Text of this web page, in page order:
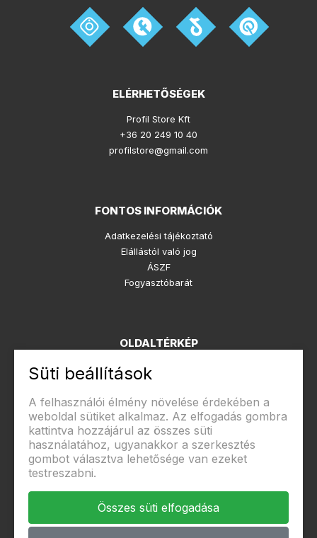
ELÉRHETŐSÉGEK
Profil Store Kft
+36 20 249 10 40
profilstore@gmail.com
FONTOS INFORMÁCIÓK
Adatkezelési tájékoztató
Elállástól való jog
ÁSZF
Fogyasztóbarát
OLDALTÉRKÉP
Rólunk
Biztonságos fizetés
Süti beállítások
A felhasználói élmény növelése érdekében a
weboldal sütiket alkalmaz. Az elfogadás gombra
kattintva hozzájárul az összes süti
használatához, ugyanakkor a szerkesztés
gombot választva lehetősége van ezeket
testreszabni.
Összes süti elfogadása